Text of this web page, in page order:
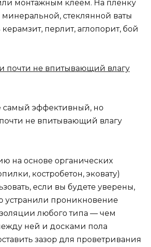
монтажным клеем. На плёнку
стеклянной ваты
перлит, аглопорит, бой
самый эффективный, но
не впитывающий влагу
на основе органических
костробетон, эковату)
если вы будете уверены,
устранили проникновение
любого типа — чем
ней и досками пола
зазор для проветривания